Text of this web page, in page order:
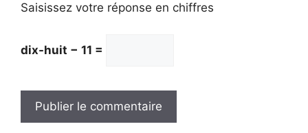
Saisissez votre réponse en chiffres
dix-huit − 11 =